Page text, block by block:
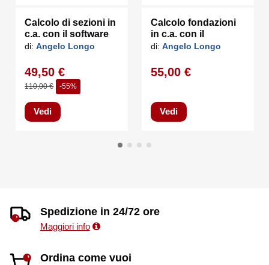
Calcolo di sezioni in
c.a. con il software
CSect
di:Angelo Longo
49,50 €
110,00 € -55%
Vedi
Calcolo fondazioni
in c.a. con il
software Found
di: Angelo Longo
55,00 €
Vedi
Spedizione in 24/72 ore
Maggiori info
Ordina come vuoi